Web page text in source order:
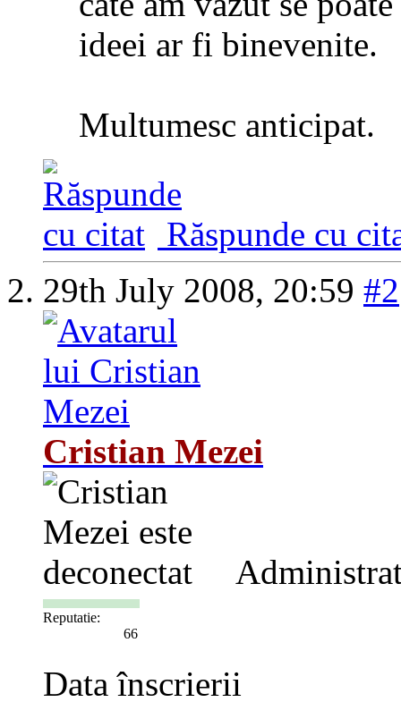
ideei ar fi binevenite.
Multumesc anticipat.
Răspunde cu
29th July 2008, 20:59 #2
Cristian Mezei
Reputatie:
66
Data înscrierii